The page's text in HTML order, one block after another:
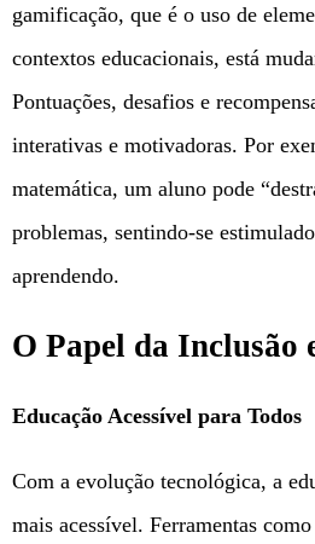
gamificação, que é o uso de
contextos educacionais, está
Pontuações, desafios e
interativas e motivadoras. Por
matemática, um aluno pode
problemas, sentindo-se
aprendendo.
O Papel da Inclusão
Educação Acessível para Todos
Com a evolução tecnológica, a
mais acessível. Ferramentas